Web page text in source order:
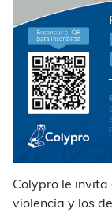
Colypro le invita
violencia y los